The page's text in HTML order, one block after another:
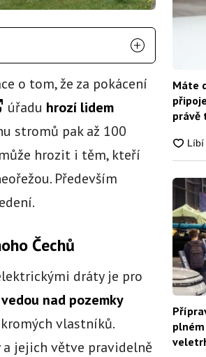
o tom, že za pokácení
úřadu hrozí lidem
stromů pak až 100
hrozit i těm, kteří
Především
Čechů
dráty je pro
nad pozemky
vlastníků.
jejich větve pravidelně
Máte
právě